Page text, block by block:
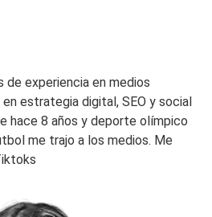
de experiencia en medios
estrategia digital, SEO y social
hace 8 años y deporte olímpico
me trajo a los medios. Me